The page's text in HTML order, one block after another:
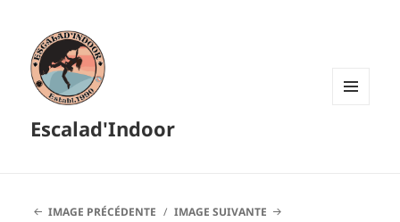
Escalad'Indoor
IMAGE PRÉCÉDENTE IMAGE SUIVANTE